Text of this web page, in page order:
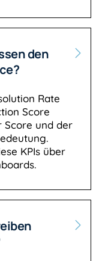
den
Rate
Score
Score und der
KPIs über